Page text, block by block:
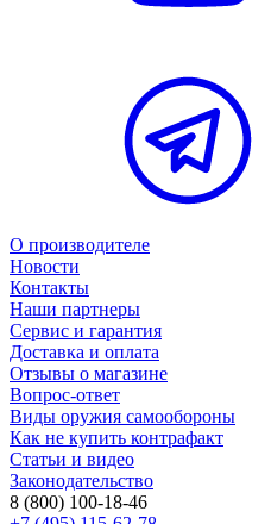
О производителе
Новости
Контакты
Наши партнеры
Сервис и гарантия
Доставка и оплата
Отзывы о магазине
Вопрос-ответ
Виды оружия самообороны
Как не купить контрафакт
Статьи и видео
Законодательство
8 (800) 100-18-46